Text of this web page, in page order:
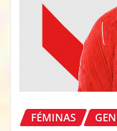
FÉMINAS